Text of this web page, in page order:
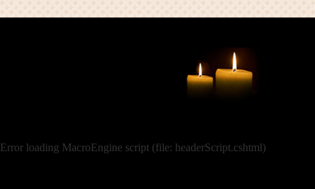
Error loading MacroEngine script (file: headerScript.cshtml)